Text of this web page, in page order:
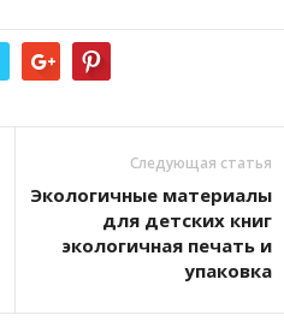
Следующая статья
Экологичные материалы
для детских книг
экологичная печать и
упаковка